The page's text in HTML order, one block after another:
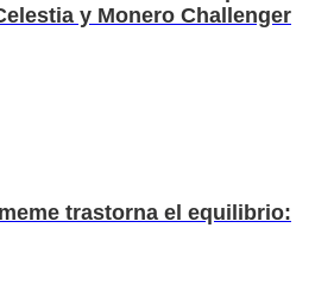
y Monero Challenger
trastorna el equilibrio: